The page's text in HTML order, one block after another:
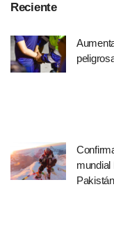
Reciente
mundial
Pakistán